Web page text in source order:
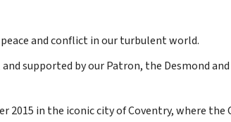
and conflict in our turbulent world.
supported by our Patron, the Desmond
2015 in the iconic city of Coventry, where the